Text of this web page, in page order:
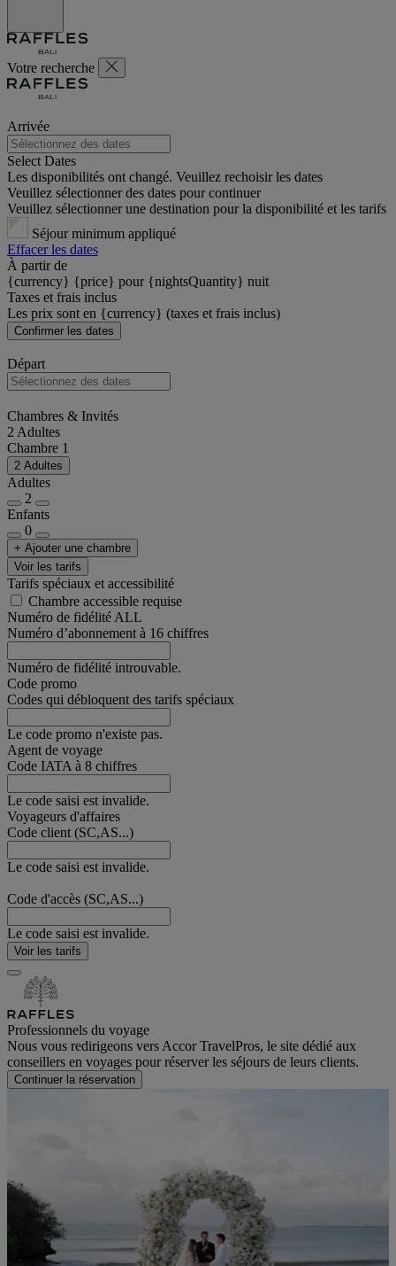
Votre recherche
Arrivée
Select Dates
Les disponibilités ont changé. Veuillez rechoisir les dates
Veuillez sélectionner des dates pour continuer
Veuillez sélectionner une destination pour la disponibilité et les tarifs
Séjour minimum appliqué
Effacer les dates
À partir de
{currency} {price} pour {nightsQuantity} nuit
Taxes et frais inclus
Les prix sont en {currency} (taxes et frais inclus)
Confirmer les dates
Départ
Chambres & Invités
2 Adultes
Chambre 1
2 Adultes
Adultes
2
Enfants
0
+ Ajouter une chambre
Voir les tarifs
Tarifs spéciaux et accessibilité
Chambre accessible requise
Numéro de fidélité ALL
Numéro d’abonnement à 16 chiffres
Numéro de fidélité introuvable.
Code promo
Codes qui débloquent des tarifs spéciaux
Le code promo n'existe pas.
Agent de voyage
Code IATA à 8 chiffres
Le code saisi est invalide.
Voyageurs d'affaires
Code client (SC,AS...)
Le code saisi est invalide.
Code d'accès (SC,AS...)
Le code saisi est invalide.
Voir les tarifs
Professionnels du voyage
Nous vous redirigeons vers Accor TravelPros, le site dédié aux
conseillers en voyages pour réserver les séjours de leurs clients.
Continuer la réservation